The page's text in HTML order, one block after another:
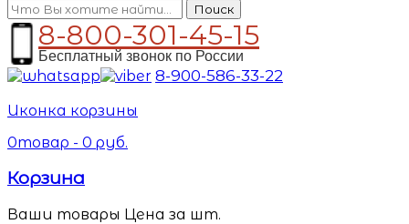
Поиск
8-800-301-45-15
Бесплатный звонок по России
8-900-586-33-22
Иконка корзины
0товар - 0 руб.
Корзина
Ваши товары Цена за шт.